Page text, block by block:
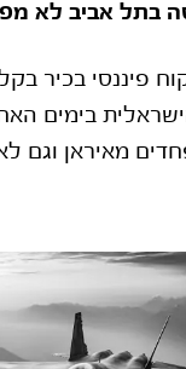
בתל אביב לא
פיננסי בכיר
בימים
מאיראן וגם
של מני�